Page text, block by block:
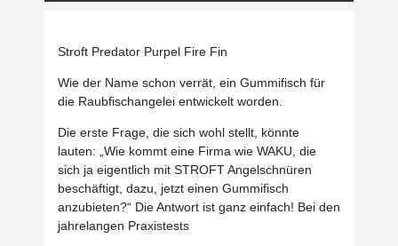
Stroft Predator Purpel Fire Fin
Wie der Name schon verrät, ein Gummifisch für
die Raubfischangelei entwickelt worden.
Die erste Frage, die sich wohl stellt, könnte
lauten: „Wie kommt eine Firma wie WAKU, die
sich ja eigentlich mit STROFT Angelschnüren
beschäftigt, dazu, jetzt einen Gummifisch
anzubieten?“ Die Antwort ist ganz einfach! Bei den
jahrelangen Praxistests